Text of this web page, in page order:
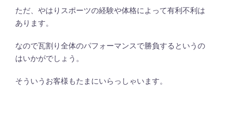
ただ、やはりスポーツの経験や体格によって有利不利は
あります。
なので瓦割り全体のパフォーマンスで勝負するというの
はいかがでしょう。
そういうお客様もたまにいらっしゃいます。